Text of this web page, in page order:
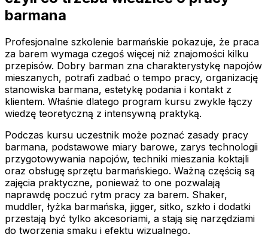
barmana
Profesjonalne szkolenie barmańskie pokazuje, że praca
za barem wymaga czegoś więcej niż znajomości kilku
przepisów. Dobry barman zna charakterystykę napojów
mieszanych, potrafi zadbać o tempo pracy, organizację
stanowiska barmana, estetykę podania i kontakt z
klientem. Właśnie dlatego program kursu zwykle łączy
wiedzę teoretyczną z intensywną praktyką.
Podczas kursu uczestnik może poznać zasady pracy
barmana, podstawowe miary barowe, zarys technologii
przygotowywania napojów, techniki mieszania koktajli
oraz obsługę sprzętu barmańskiego. Ważną częścią są
zajęcia praktyczne, ponieważ to one pozwalają
naprawdę poczuć rytm pracy za barem. Shaker,
muddler, łyżka barmańska, jigger, sitko, szkło i dodatki
przestają być tylko akcesoriami, a stają się narzędziami
do tworzenia smaku i efektu wizualnego.